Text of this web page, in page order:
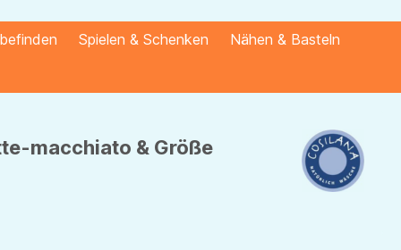
Spielen & Schenken
Nähen & Basteln
macchiato & Größe